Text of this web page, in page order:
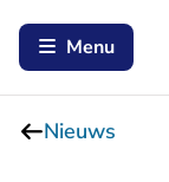
Menu
Nieuws